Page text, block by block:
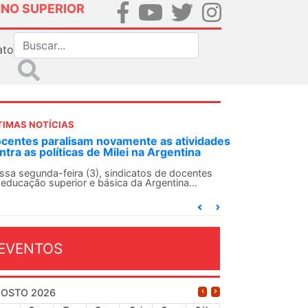
SUPERIOR
NOTÍCIAS
ANDES-SN convoca docentes para Dia de
Solidariedade Internacionalista com Cuba em
O ANDES-SN conclama suas seções sindicais e o
2026